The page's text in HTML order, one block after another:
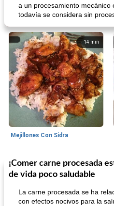
a un procesamiento mecánico
todavía se considera sin
14 min
Mejillones Con Sidra
80min
Sopas, Guisos Y Chili
¡Comer carne procesada
de vida poco saludable
La carne procesada se ha
con efectos nocivos para la